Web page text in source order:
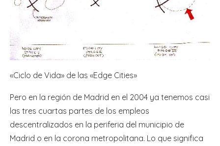
«Ciclo de Vida» de las «Edge Cities»
Pero en la región de Madrid en el 2004 ya tenemos casi
las tres cuartas partes de los empleos
descentralizados en la periferia del municipio de
Madrid o en la corona metropolitana. Lo que significa